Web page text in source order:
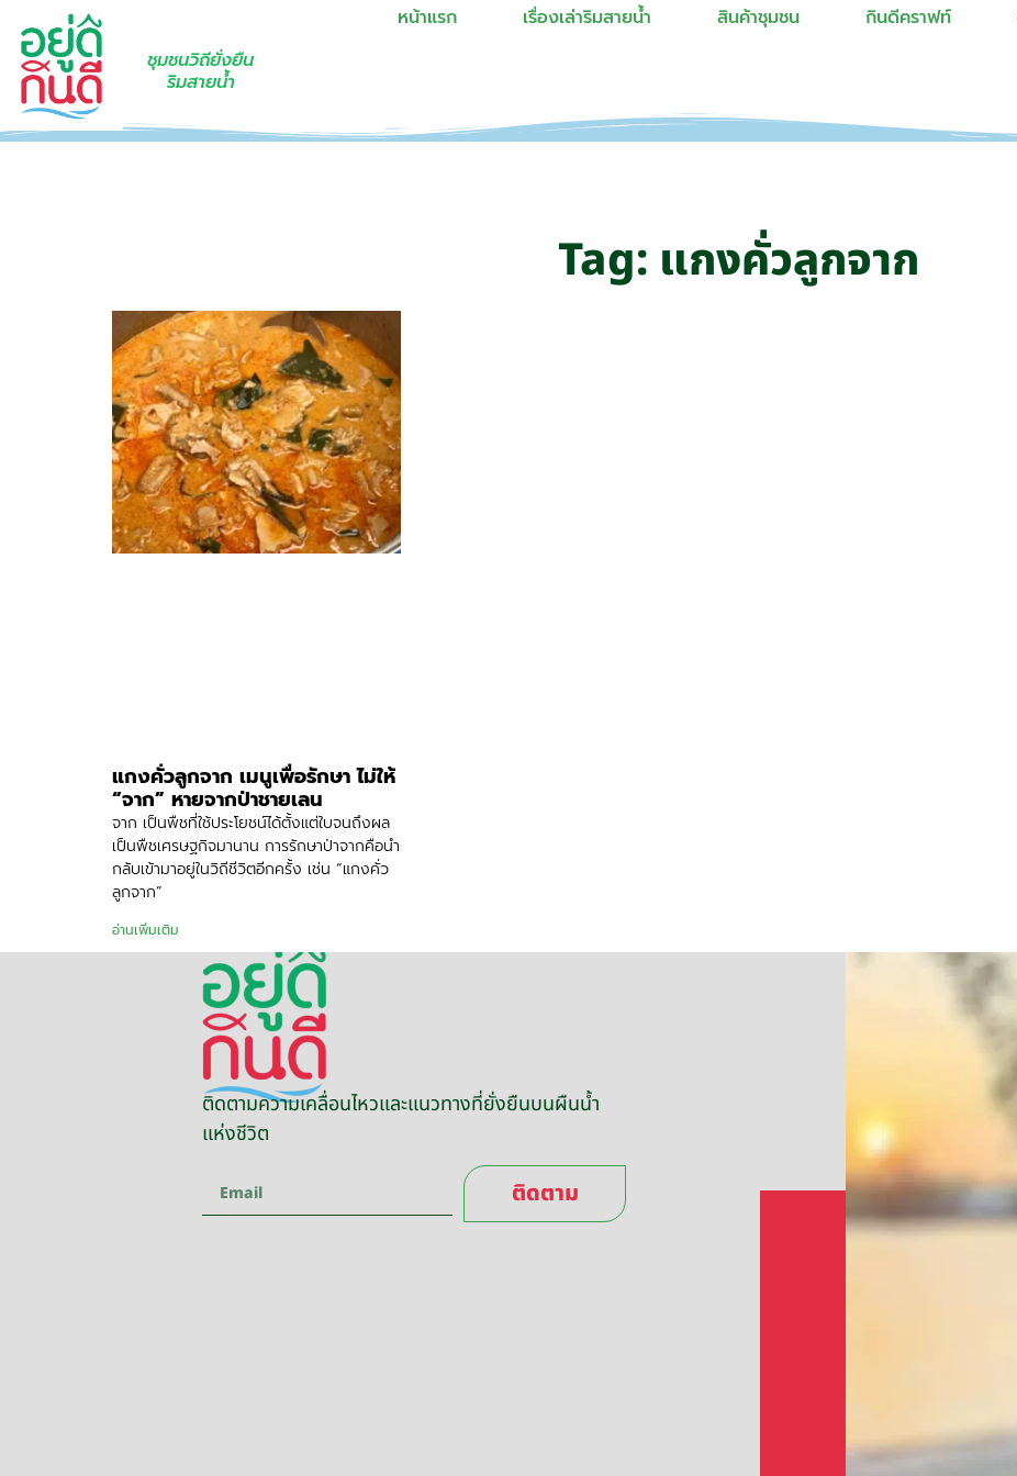
ชุมชนวิถียั่งยืน
ริมสายน้ำ
หน้าแรก เรื่องเล่าริมสายน้ำ สินค้าชุมชน กินดีคราฟท์
Tag: แกงคั่วลูกจาก
แกงคั่วลูกจาก เมนูเพื่อรักษา ไม่ให้
“จาก” หายจากป่าชายเลน
จาก เป็นพืชที่ใช้ประโยชน์ได้ตั้งแต่ใบจนถึงผล
เป็นพืชเศรษฐกิจมานาน การรักษาป่าจากคือนำ
กลับเข้ามาอยู่ในวิถีชีวิตอีกครั้ง เช่น “แกงคั่ว
ลูกจาก”
อ่านเพิ่มเติม
ติดตามความเคลื่อนไหวและแนวทางที่ยั่งยืนบนผืนน้ำ
แห่งชีวิต
ติดตาม